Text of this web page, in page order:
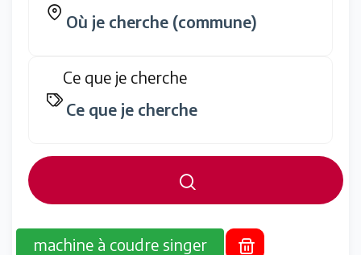
Ce que je cherche
machine à coudre singer